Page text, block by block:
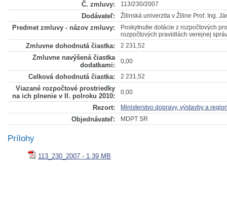
Č. zmluvy:
113/230/2007
Dodávateľ: Žilinská univerzita v Žiline Prof. Ing.
Predmet zmluvy - názov zmluvy:
Poskytnutie dotácie z rozpočtových
rozpočtových pravidlách verejnej
Zmluvne dohodnutá čiastka: 2 231,52
Zmluvne navýšená čiastka
dodatkami:
0,00
Celková dohodnutá čiastka: 2 231,52
Viazané rozpočtové prostriedky
na ich plnenie v II. polroku 2010:
0,00
Rezort: Ministerstvo dopravy, výstavby a
Objednávateľ: MDPT SR
Prílohy
113_230_2007 - 1.39 MB